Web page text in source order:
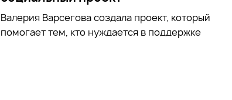
Валерия Варсегова создала проект, который
помогает тем, кто нуждается в поддержке